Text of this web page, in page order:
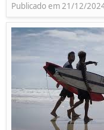
Publicado em 21/12/